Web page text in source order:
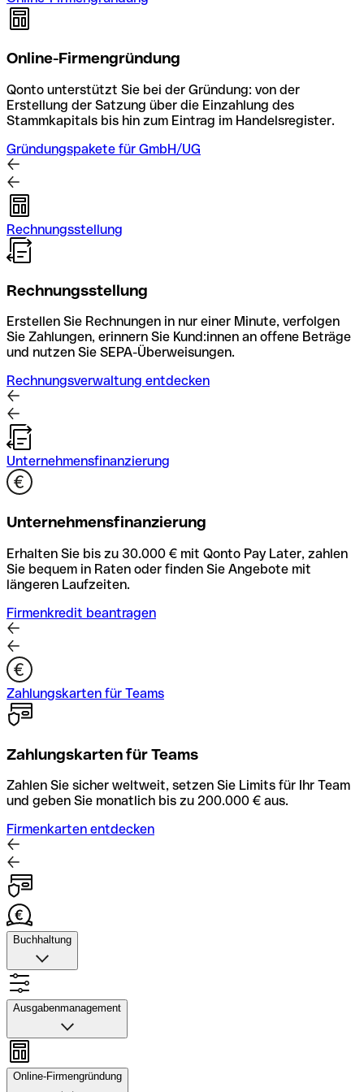
Online-Firmengründung
Qonto unterstützt Sie bei der Gründung: von der
Erstellung der Satzung über die Einzahlung des
Stammkapitals bis hin zum Eintrag im Handelsregister.
Gründungspakete für GmbH/UG
Rechnungsstellung
Rechnungsstellung
Erstellen Sie Rechnungen in nur einer Minute, verfolgen
Sie Zahlungen, erinnern Sie Kund:innen an offene Beträge
und nutzen Sie SEPA-Überweisungen.
Rechnungsverwaltung entdecken
Unternehmensfinanzierung
Unternehmensfinanzierung
Erhalten Sie bis zu 30.000 € mit Qonto Pay Later, zahlen
Sie bequem in Raten oder finden Sie Angebote mit
längeren Laufzeiten.
Firmenkredit beantragen
Zahlungskarten für Teams
Zahlungskarten für Teams
Zahlen Sie sicher weltweit, setzen Sie Limits für Ihr Team
und geben Sie monatlich bis zu 200.000 € aus.
Firmenkarten entdecken
Buchhaltung
Buchhaltung
Scannen Sie Belege und laden Sie sie in Qonto hoch.
Rechnungsabläufe können Sie automatisieren und mit
dem Buchhaltungstool schneller abstimmen.
Konto mit Buchhaltung entdecken
Ausgabenmanagement
Ausgabenmanagement
Genehmigungen einrichten, Ausgaben verfolgen, Budgets
Online-Firmengründung